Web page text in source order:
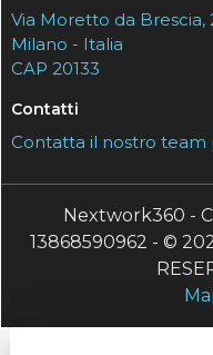
Via Moretto da Brescia,
Milano - Italia
CAP 20133
Contatti
Contatta il nostro
Nextwork360 -
13868590962 - ©